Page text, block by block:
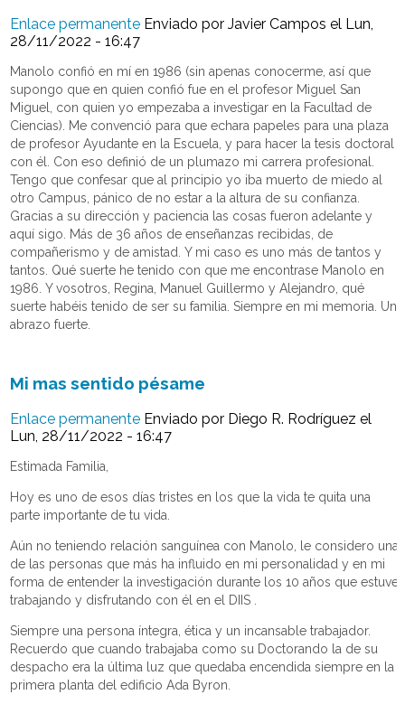
Enlace permanente Enviado porJavier Campos el Lun,
28/11/2022 - 16:47
Manolo confió en mí en 1986 (sin apenas conocerme, así que
supongo que en quien confió fue en el profesor Miguel San
Miguel, con quien yo empezaba a investigar en la Facultad de
Ciencias). Me convenció para que echara papeles para una plaza
de profesor Ayudante en la Escuela, y para hacer la tesis doctoral
con él. Con eso definió de un plumazo mi carrera profesional.
Tengo que confesar que al principio yo iba muerto de miedo al
otro Campus, pánico de no estar a la altura de su confianza.
Gracias a su dirección y paciencia las cosas fueron adelante y
aquí sigo. Más de 36 años de enseñanzas recibidas, de
compañerismo y de amistad. Y mi caso es uno más de tantos y
tantos. Qué suerte he tenido con que me encontrase Manolo en
1986. Y vosotros, Regina, Manuel Guillermo y Alejandro, qué
suerte habéis tenido de ser su familia. Siempre en mi memoria. Un
abrazo fuerte.
Mi mas sentido pésame
Enlace permanente Enviado por Diego R. Rodríguez el
Lun, 28/11/2022 - 16:47
Estimada Familia,
Hoy es uno de esos días tristes en los que la vida te quita una
parte importante de tu vida.
Aún no teniendo relación sanguínea con Manolo, le considero una
de las personas que más ha influido en mi personalidad y en mi
forma de entender la investigación durante los 10 años que estuve
trabajando y disfrutando con él en el DIIS .
Siempre una persona íntegra, ética y un incansable trabajador.
Recuerdo que cuando trabajaba como su Doctorando la de su
despacho era la última luz que quedaba encendida siempre en la
primera planta del edificio Ada Byron.